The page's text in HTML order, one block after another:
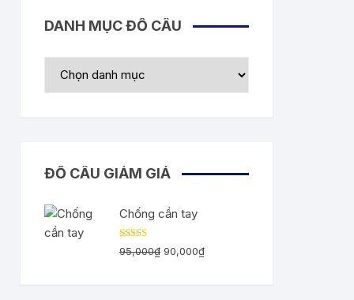
DANH MỤC ĐỒ CÂU
ĐỒ CÂU GIẢM GIÁ
Chống cần tay
Được
xếp
95,000₫ Giá
90,000₫Giá